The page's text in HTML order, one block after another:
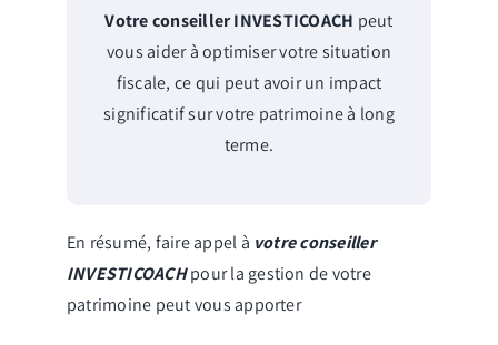
Votre conseiller INVESTICOACH peut
vous aider à optimiser votre situation
fiscale, ce qui peut avoir un impact
significatif sur votre patrimoine à long
terme.
En résumé, faire appel à votre conseiller
INVESTICOACHpour la gestion de votre
patrimoine peut vous apporter